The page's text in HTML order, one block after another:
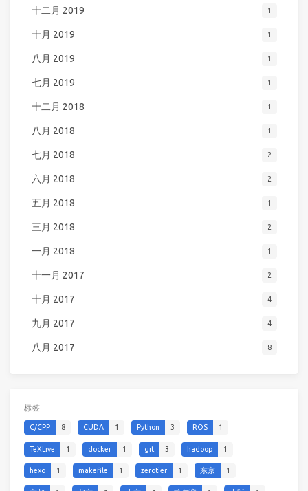
十二月 2019 1
十月 2019 1
八月 2019 1
七月 2019 1
十二月 2018 1
八月 2018 1
七月 2018 2
六月 2018 2
五月 2018 1
三月 2018 2
一月 2018 1
十一月 2017 2
十月 2017 4
九月 2017 4
八月 2017 8
标签
C/CPP 8 CUDA 1 Python 3 ROS 1
TeXLive 1 docker 1 git 3 hadoop 1
hexo 1 makefile 1 zerotier 1 东京 1